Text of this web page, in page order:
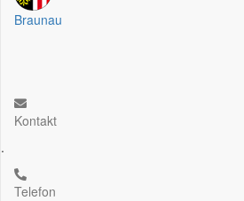
Braunau
Kontakt
.
Telefon